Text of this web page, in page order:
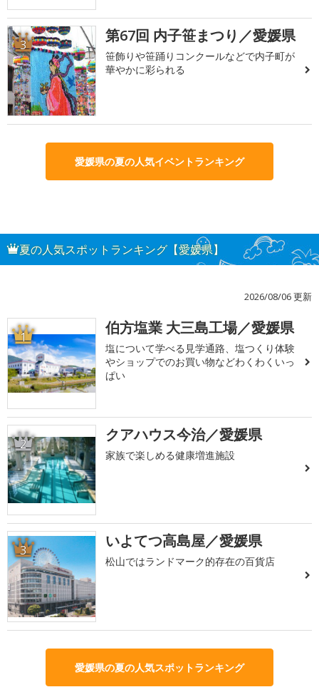
3 第67回 内子笹まつり／愛媛県
笹飾りや笹踊りコンクールなどで内子町が
華やかに彩られる
愛媛県の夏の人気イベントランキング
夏の人気スポットランキング【愛媛県】
2026/08/06 更新
1 伯方塩業 大三島工場／愛媛県
塩について学べる見学通路、塩つくり体験
やショップでのお買い物などわくわくいっ
ぱい
2 クアハウス今治／愛媛県
家族で楽しめる健康増進施設
3 いよてつ高島屋／愛媛県
松山ではランドマーク的存在の百貨店
愛媛県の夏の人気スポットランキング